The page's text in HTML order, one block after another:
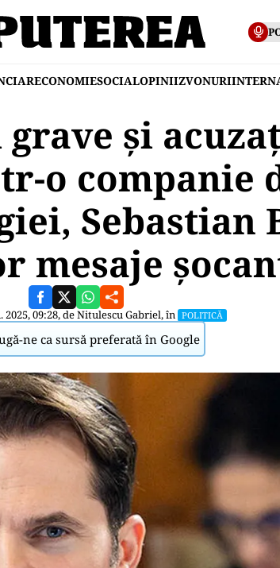
ECONOMIESOCIALOPINIIZVONURI
și
o companie
Sebastian
mesaje
09:28, deNitulescu Gabriel, în POLITICĂ
ne ca sursă preferată în Google